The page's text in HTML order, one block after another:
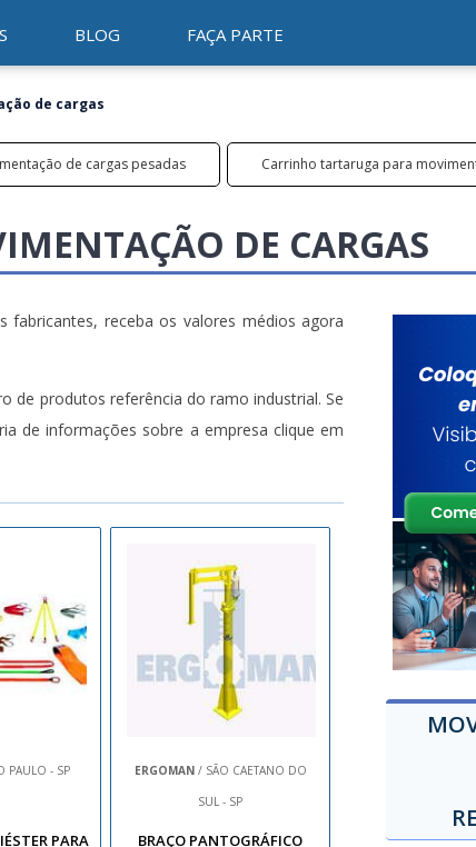
BLOG FAÇA PARTE
de cargas
de cargas pesadas Carrinho tartaruga para
DE CARGAS
fabricantes, receba os valores médios agora
de produtos referência do ramo industrial. Se
de informações sobre a empresa clique em
PAULO - SP
PARA
ERGOMAN/ SÃO CAETANO DO
SUL - SP
BRAÇO PANTOGRÁFICO